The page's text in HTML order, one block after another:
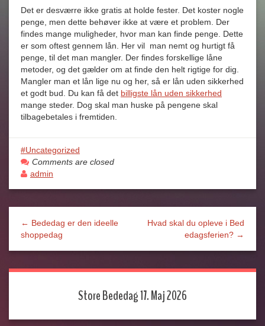
Det er desværre ikke gratis at holde fester. Det koster nogle
penge, men dette behøver ikke at være et problem. Der
findes mange muligheder, hvor man kan finde penge. Dette
er som oftest gennem lån. Her vil man nemt og hurtigt få
penge, til det man mangler. Der findes forskellige låne
metoder, og det gælder om at finde den helt rigtige for dig.
Mangler man et lån lige nu og her, så er lån uden sikkerhed
et godt bud. Du kan få det billigste lån uden sikkerhed
mange steder. Dog skal man huske på pengene skal
tilbagebetales i fremtiden.
Uncategorized
Comments are closed
admin
← Bededag er den ideelle
shoppedag
Hvad skal du opleve i Bed
edagsferien? →
Store Bededag 17. Maj 2026